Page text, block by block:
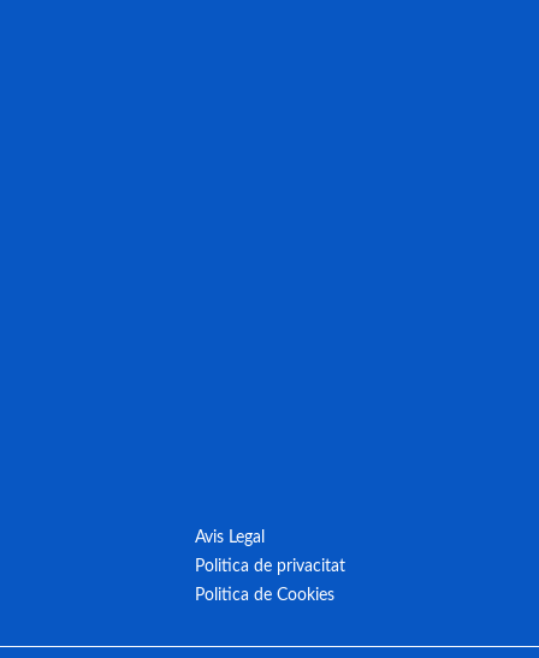
Avis Legal
Politica de privacitat
Politica de Cookies